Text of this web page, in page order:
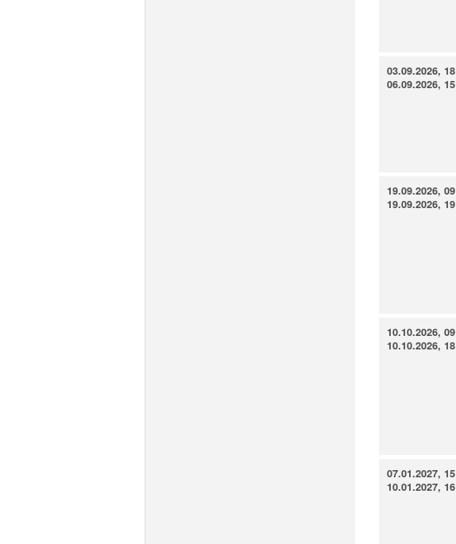
03.09.2026,
06.09.2026,
19.09.2026,
19.09.2026,
10.10.2026,
10.10.2026,
07.01.2027,
10.01.2027,